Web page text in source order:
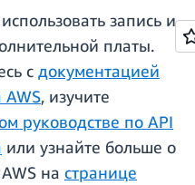
запись и
платы.
с документацией
AWS, изучите
руководстве по API
или узнайте больше о
на странице